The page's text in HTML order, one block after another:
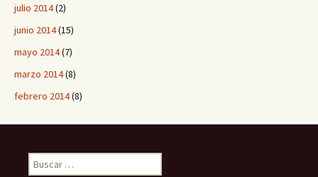
julio 2014(2)
junio 2014(15)
mayo 2014(7)
marzo 2014(8)
febrero 2014(8)
B